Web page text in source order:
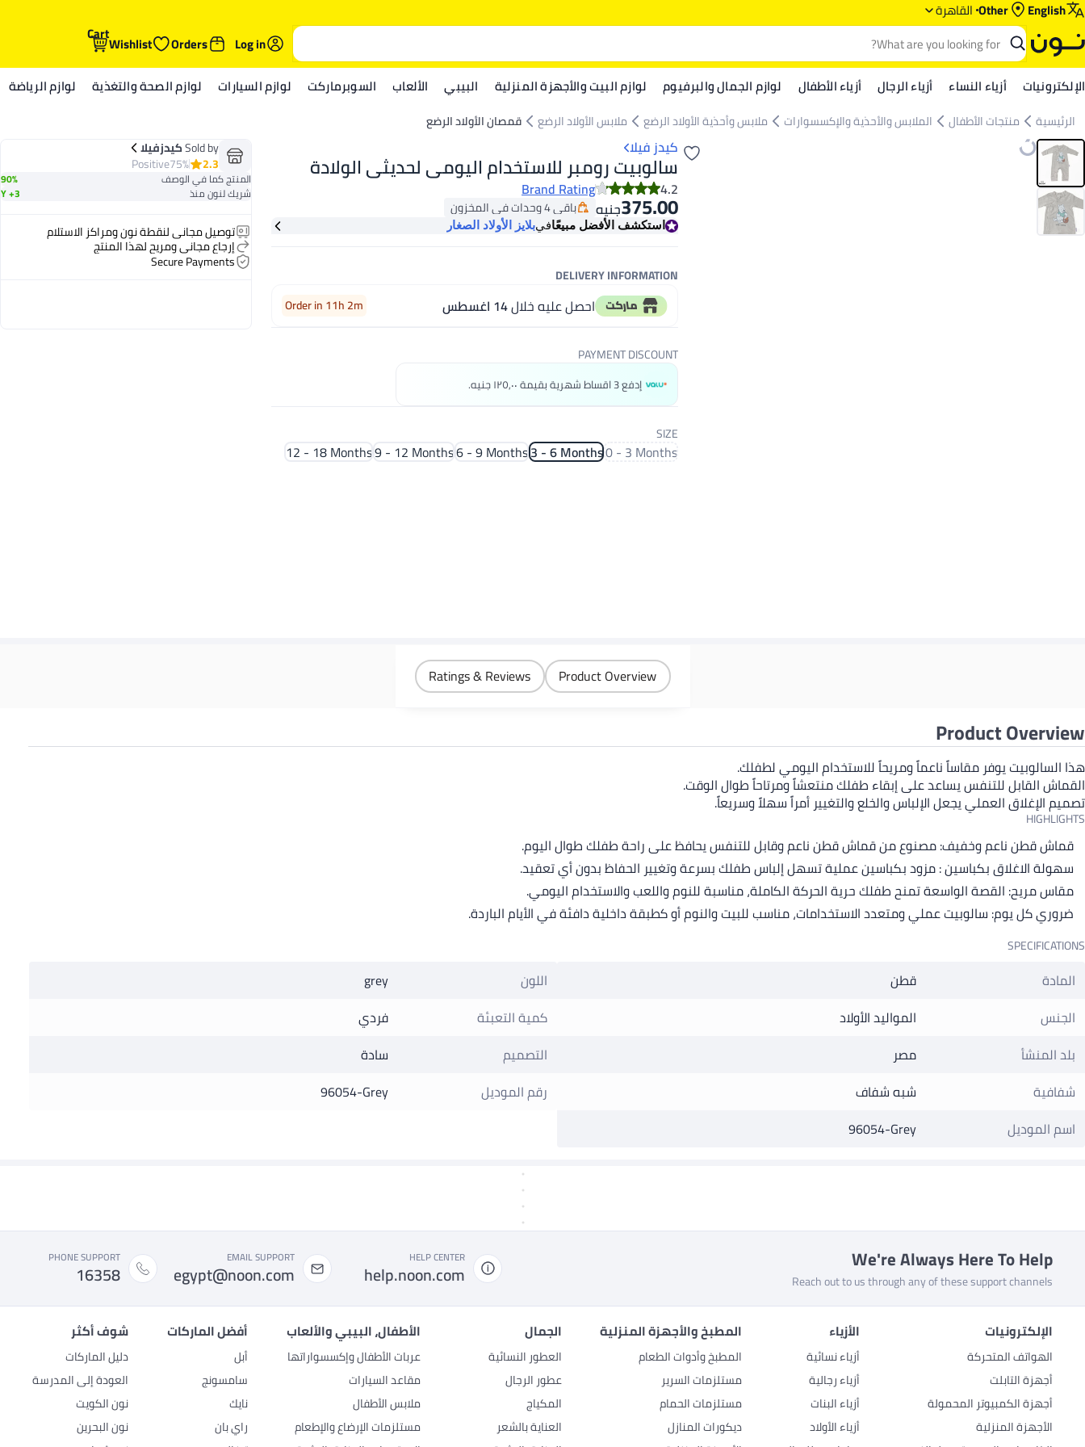
English
Other القاهرة
Log in
Orders
Wishlist
Cart
الإلكترونيات أزياء النساء أزياء الرجال أزياء الأطفال لوازم الجمال والبرفيوم لوازم البيت والأجهزة المنزلية البيبي الألعاب السوبرماركت لوازم السيارات لوازم الصحة والتغذية لوازم الرياضة
الرئيسية منتجات الأطفال الملابس والأحذية والإكسسوارات ملابس وأحذية الأولاد الرضع ملابس الأولاد الرضع قمصان الأولاد الرضع
كيدز فيلا
سالوبيت رومبر للاستخدام اليومى لحديثى الولادة
4.2
Brand Rating
جنيه375.00 باقي 4 وحدات في المخزون
باقي 4 وحدات في المخزون
استكشف الأفضل مبيعًافيبلايز الأولاد الصغار
DELIVERY INFORMATION
احصل عليه خلال14 اغسطس Order in 11h 2m
PAYMENT DISCOUNT
إدفع 3 اقساط شهرية بقيمة ١٢٥٫٠٠ جنيه.
SIZE
0 - 3 Months
3 - 6 Months
6 - 9 Months
9 - 12 Months
12 - 18 Months
Sold byكيدزفيلا
2.3
75%
Positive
المنتج كما في الوصف 90%
شريك لنون منذ 3+ Y
توصيل مجاني لنقطة نون ومراكز الاستلام
إرجاع مجاني ومريح لهذا المنتج
Secure Payments
Product Overview
Ratings & Reviews
Product Overview
هذا السالوبيت يوفر مقاساً ناعماً ومريحاً للاستخدام اليومي لطفلك.
القماش القابل للتنفس يساعد على إبقاء طفلك منتعشاً ومرتاحاً طوال الوقت.
تصميم الإغلاق العملي يجعل الإلباس والخلع والتغيير أمراً سهلاً وسريعاً.
HIGHLIGHTS
قماش قطن ناعم وخفيف: مصنوع من قماش قطن ناعم وقابل للتنفس يحافظ على راحة طفلك طوال اليوم.
سهولة الاغلاق بكباسين : مزود بكباسين عملية تسهل إلباس طفلك بسرعة وتغيير الحفاظ بدون أي تعقيد.
مقاس مريح: القصة الواسعة تمنح طفلك حرية الحركة الكاملة، مناسبة للنوم واللعب والاستخدام اليومي.
ضروري كل يوم: سالوبيت عملي ومتعدد الاستخدامات، مناسب للبيت والنوم أو كطبقة داخلية دافئة في الأيام الباردة.
SPECIFICATIONS
المادة
قطن
الجنس
المواليد الأولاد
بلد المنشأ
مصر
شفافية
شبه شفاف
اسم الموديل
96054-Grey
اللون
grey
كمية التعبئة
فردي
التصميم
سادة
رقم الموديل
96054-Grey
We're Always Here To Help
Reach out to us through any of these support channels
HELP CENTER
help.noon.com
EMAIL SUPPORT
egypt@noon.com
PHONE SUPPORT
16358
الإلكترونيات
الهواتف المتحركة
أجهزة التابلت
أجهزة الكمبيوتر المحمولة
الأجهزة المنزلية
الأزياء
أزياء نسائية
أزياء رجالية
أزياء البنات
أزياء الأولاد
المطبخ والأجهزة المنزلية
المطبخ وأدوات الطعام
مستلزمات السرير
مستلزمات الحمام
ديكورات المنازل
الجمال
العطور النسائية
عطور الرجال
المكياج
العناية بالشعر
الأطفال، البيبي والألعاب
عربات الأطفال وإكسسواراتها
مقاعد السيارات
ملابس الأطفال
مستلزمات الإرضاع والإطعام
أفضل الماركات
أبل
سامسونج
نايك
راي بان
شوف أكثر
دليل الماركات
العودة إلى المدرسة
نون الكويت
نون البحرين